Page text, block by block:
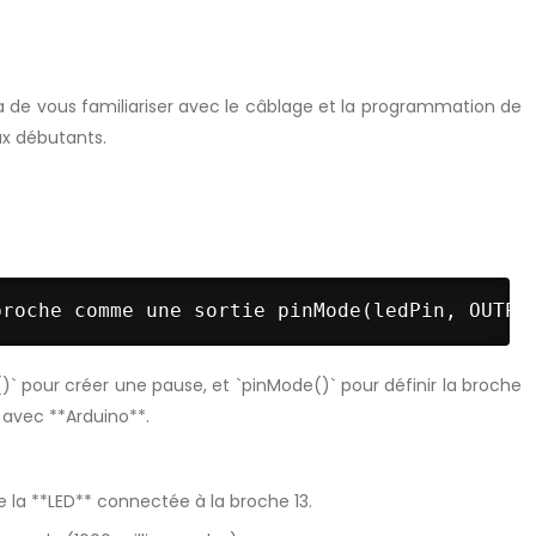
de vous familiariser avec le câblage et la programmation de
débutants.
une sortie pinMode(ledPin,
pour créer une pause, et `pinMode()` pour définir la broche
**Arduino**.
la **LED** connectée à la broche 13.